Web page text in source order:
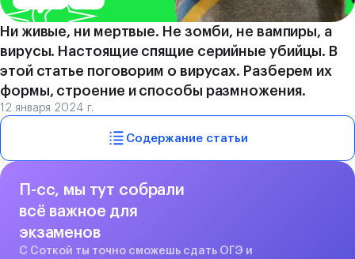
Ни живые, ни мертвые. Не зомби, не вампиры, а
вирусы. Настоящие спящие серийные убийцы. В
этой статье поговорим о вирусах. Разберем их
формы, строение и способы размножения.
12 января 2024 г.
Содержание статьи
П-сс, мы тут собрали
всё важное для
экзаменов
С Соткой ты точно сможешь сдать ОГЭ и